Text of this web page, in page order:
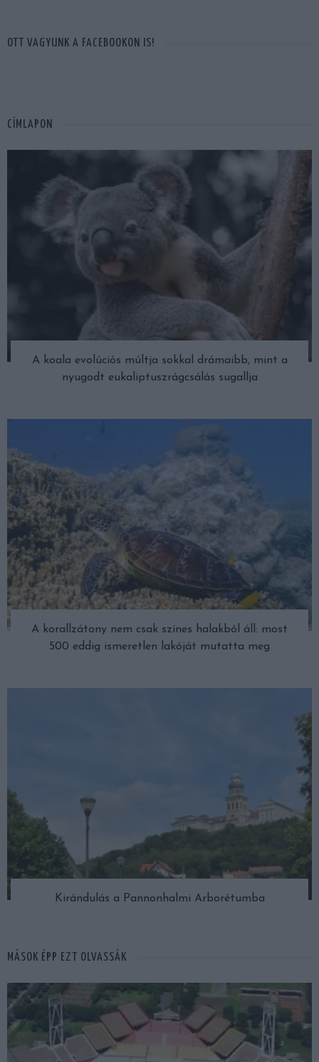
OTT VAGYUNK A FACEBOOKON IS!
CÍMLAPON
A koala evolúciós múltja sokkal drámaibb, mint a
nyugodt eukaliptuszrágcsálás sugallja
A korallzátony nem csak színes halakból áll: most
500 eddig ismeretlen lakóját mutatta meg
Kirándulás a Pannonhalmi Arborétumba
MÁSOK ÉPP EZT OLVASSÁK